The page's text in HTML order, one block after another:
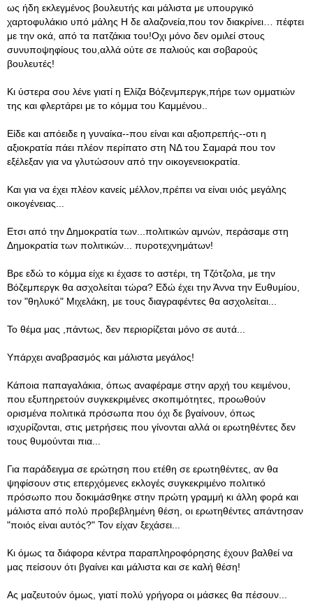
ως ήδη εκλεγμένος βουλευτής και μάλιστα με υπουργικό
χαρτοφυλάκιο υπό μάλης Η δε αλαζονεία,που τον διακρίνει… πέφτει
με την οκά, από τα πατζάκια του!Οχι μόνο δεν ομιλεί στους
συνυποψηφίους του,αλλά ούτε σε παλιούς και σοβαρούς
βουλευτές!
Κι ύστερα σου λένε γιατί η Ελίζα Βόζενμπεργκ,πήρε των ομματιών
της και φλερτάρει με το κόμμα του Καμμένου..
Είδε και απόειδε η γυναίκα--που είναι και αξιοπρεπής--οτι η
αξιοκρατία πάει πλέον περίπατο στη ΝΔ του Σαμαρά που τον
εξέλεξαν για να γλυτώσουν από την οικογενειοκρατία.
Και για να έχει πλέον κανείς μέλλον,πρέπει να είναι υιός μεγάλης
οικογένειας...
Ετσι από την Δημοκρατία των...πολιτικών αμνών, περάσαμε στη
Δημοκρατία των πολιτικών... πυροτεχνημάτων!
Βρε εδώ το κόμμα είχε κι έχασε το αστέρι, τη Τζότζολα, με την
Βόζεμπεργκ θα ασχολείται τώρα? Εδώ έχει την Άννα την Ευθυμίου,
τον "θηλυκό" Μιχελάκη, με τους διαγραφέντες θα ασχολείται...
Το θέμα μας ,πάντως, δεν περιορίζεται μόνο σε αυτά...
Υπάρχει αναβρασμός και μάλιστα μεγάλος!
Κάποια παπαγαλάκια, όπως αναφέραμε στην αρχή του κειμένου,
που εξυπηρετούν συγκεκριμένες σκοπιμότητες, προωθούν
ορισμένα πολιτικά πρόσωπα που όχι δε βγαίνουν, όπως
ισχυρίζονται, στις μετρήσεις που γίνονται αλλά οι ερωτηθέντες δεν
τους θυμούνται πια...
Για παράδειγμα σε ερώτηση που ετέθη σε ερωτηθέντες, αν θα
ψηφίσουν στις επερχόμενες εκλογές συγκεκριμένο πολιτικό
πρόσωπο που δοκιμάσθηκε στην πρώτη γραμμή κι άλλη φορά και
μάλιστα από πολύ προβεβλημένη θέση, οι ερωτηθέντες απάντησαν
"ποιός είναι αυτός?" Τον είχαν ξεχάσει...
Κι όμως τα διάφορα κέντρα παραπληροφόρησης έχουν βαλθεί να
μας πείσουν ότι βγαίνει και μάλιστα και σε καλή θέση!
Ας μαζευτούν όμως, γιατί πολύ γρήγορα οι μάσκες θα πέσουν...